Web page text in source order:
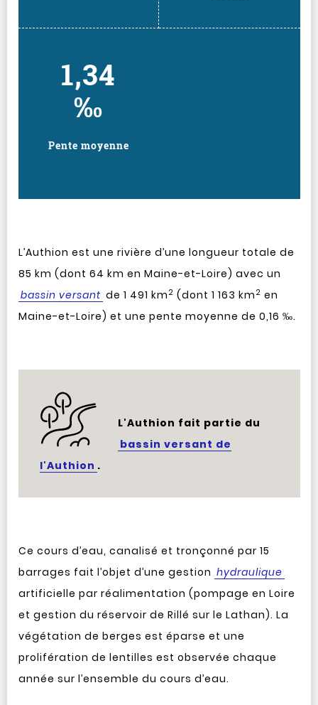
1,34
‰
Pente moyenne
L’Authion est une rivière d’une longueur totale de
85 km (dont 64 km en Maine-et-Loire) avec un
bassin versant de 1 491 km 2 (dont 1 163 km 2 en
Maine-et-Loire) et une pente moyenne de 0,16 ‰.
L'Authion fait partie du
bassin versant de
l'Authion .
Ce cours d’eau, canalisé et tronçonné par 15
barrages fait l’objet d’une gestion hydraulique
artificielle par réalimentation (pompage en Loire
et gestion du réservoir de Rillé sur le Lathan). La
végétation de berges est éparse et une
prolifération de lentilles est observée chaque
année sur l’ensemble du cours d’eau.